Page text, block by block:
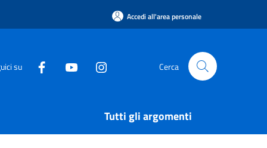
Accedi all'area personale
su Cerca
Tutti gli argomenti